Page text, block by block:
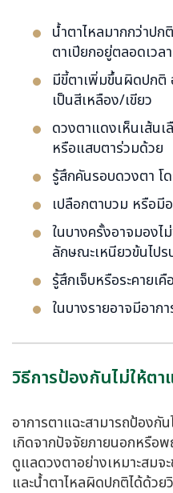
น้ำตาไหลมากกว่าป
ตาเปียกอยู่ตลอดเวลา
มีขี้ตาเพิ่มขึ้นผิดปกติ
เป็นสีเหลือง/เขียว
ดวงตาแดงเห็นเส้นเ
หรือแสบตาร่วมด้วย
รู้สึกคันรอบดวงตา โ
เปลือกตาบวม หรือมี
ในบางครั้งอาจมองไ
ลักษณะเหนียวข้นไป
รู้สึกเจ็บหรือระคายเ
ในบางรายอาจมีอา
วิธีการป้องกันไม่ให้ตา
อาการตาแฉะสามารถป้องกั
เกิดจากปัจจัยภายนอกหรือ
ดูแลดวงตาอย่างเหมาะสมจ
และน้ำตาไหลผิดปกติได้ด้ว